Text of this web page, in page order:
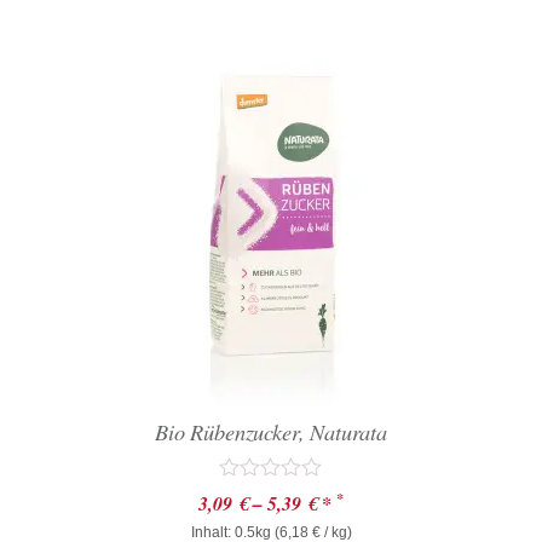
Bio Rübenzucker, Naturata
Bewertet
mit
0
3,09 €–5,39 €* *
Inhalt: 0.5kg (6,18 €/ kg)